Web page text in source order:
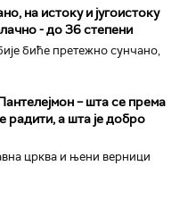
на истоку и југоистоку
- до 36 степени
биће претежно сунчано,
– шта се према
радити, а шта је добро
црква и њени верници